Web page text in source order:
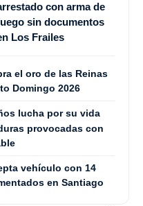
con arma de
sin documentos
Los Frailes
el oro de las Reinas
Domingo 2026
lucha por su vida
provocadas con
vehículo con 14
en Santiago